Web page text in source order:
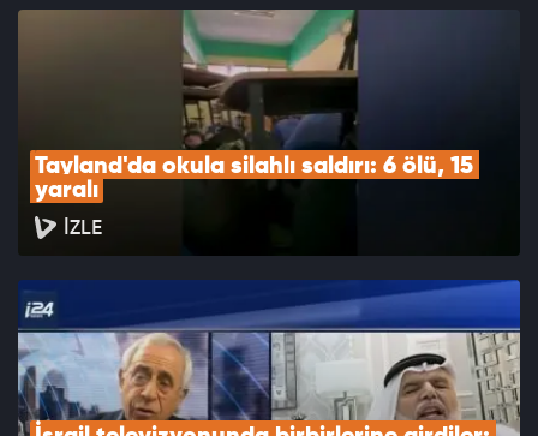
Tayland'da okula silahlı saldırı: 6 ölü, 15
yaralı
İZLE